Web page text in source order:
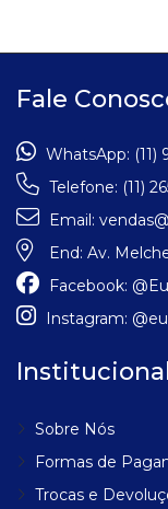
Fale
WhatsApp: (11)
Telefone: (11)
Email:
End: Av.
Facebook:
Instagram:
Sobre Nós
Formas de
Trocas e